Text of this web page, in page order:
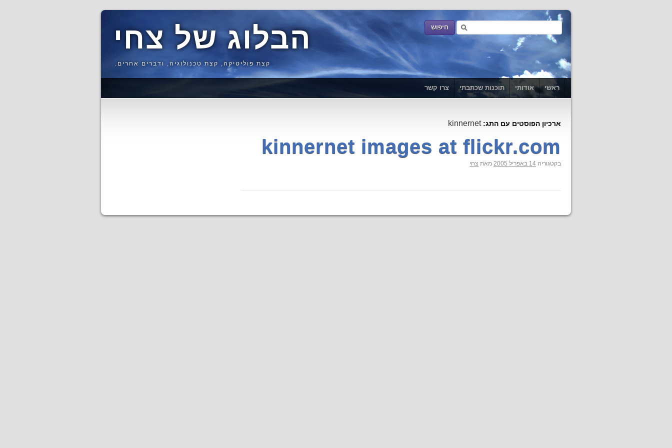
הבלוג של צחי
קצת פוליטיקה, קצת טכנולוגיה, ודברים אחרים.
ראשי אודותי תוכנות שכתבתי צרו קשר
ארכיון הפוסטים עם התג:kinnernet
kinnernet images at flickr.com
בקטגוריה 14 באפריל 2005 מאת צחי